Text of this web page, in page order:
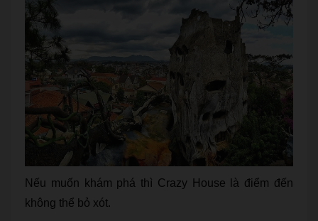
Nếu muốn khám phá thì Crazy House là điểm đến
không thể bỏ xót.